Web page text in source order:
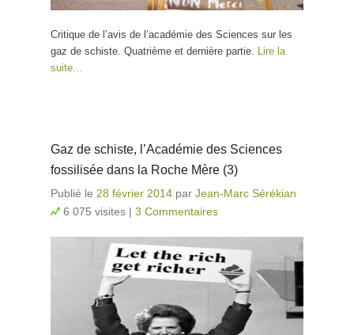
Critique de l’avis de l’académie des Sciences sur les
gaz de schiste. Quatrième et dernière partie. Lire la
suite…
Gaz de schiste, l’Académie des Sciences
fossilisée dans la Roche Mère (3)
Publié le 28 février 2014 par Jean-Marc Sérékian
6 075 visites | 3 Commentaires